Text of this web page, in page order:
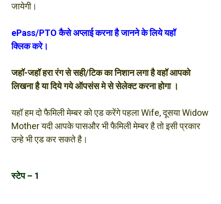
जायेगी।
ePass/PTO कैसे अप्लाई करना है जानने के लिये यहॉ
क्लिककरे।
जहॉ-जहॉ हरा रंग से सही/टिक का निशान लगा है वहॉ आपको
लिखना है या दिये गये ऑपसंस मे से सेलेक्ट करना होगा ।
यहॉ हम दो फैमिली मेम्बर को एड करेंगे पहला Wife, दूसया Widow
Mother यदी आपके पासऔर भी फैमिली मेम्बर है तो इसी प्रकार
उन्हे भी एड कर सकते है।
स्टेप – 1